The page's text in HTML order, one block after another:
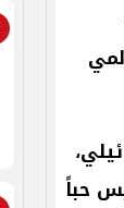
حباً